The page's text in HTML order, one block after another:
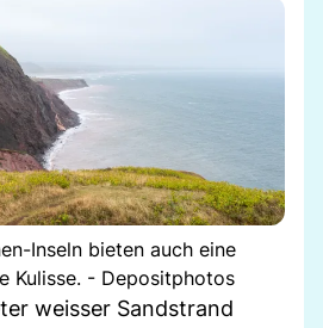
Inseln bieten auch eine
Kulisse. - Depositphotos
weisser Sandstrand